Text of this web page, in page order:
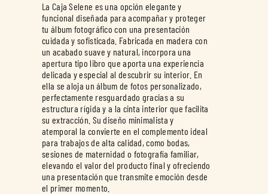
La Caja Selene es una opción elegante y
funcional diseñada para acompañar y proteger
tu álbum fotográfico con una presentación
cuidada y sofisticada. Fabricada en madera con
un acabado suave y natural, incorpora una
apertura tipo libro que aporta una experiencia
delicada y especial al descubrir su interior. En
ella se aloja un álbum de fotos personalizado,
perfectamente resguardado gracias a su
estructura rígida y a la cinta interior que facilita
su extracción. Su diseño minimalista y
atemporal la convierte en el complemento ideal
para trabajos de alta calidad, como bodas,
sesiones de maternidad o fotografía familiar,
elevando el valor del producto final y ofreciendo
una presentación que transmite emoción desde
el primer momento.